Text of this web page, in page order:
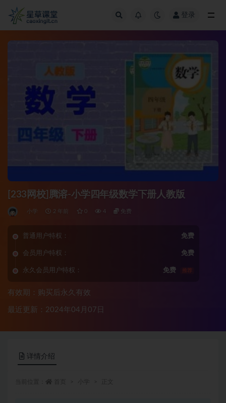
登录
[233网校]腾溶-小学四年级数学下册人教版
小学 2 年前 0 4 免费
普通用户特权： 免费
会员用户特权： 免费
永久会员用户特权： 免费 推荐
有效期：购买后永久有效
最近更新：2024年04月07日
详情介绍